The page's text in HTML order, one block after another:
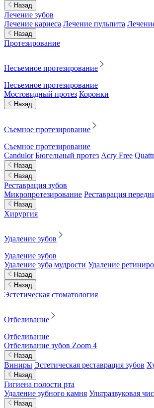
Назад
Лечение зубов
Лечение кариеса Лечение пульпита
Назад
Протезирование
Несъемное протезирование
Несъемное протезирование
Мостовидный протез Коронки
Назад
Съемное протезирование
Съемное протезирование
Candulor Бюгельный протез Acry Free
Назад
Назад
Реставрация зубов
Микропротезирование Реставрация
Назад
Хирургия
Удаление зубов
Удаление зубов
Удаление зуба мудрости Удаление
Назад
Назад
Эстетическая стоматология
Отбеливание
Отбеливание
Отбеливание зубов Zoom 4
Назад
Виниры Эстетическая реставрация зубов
Назад
Гигиена полости рта
Удаление зубного камня Ультразвуковая
Назад